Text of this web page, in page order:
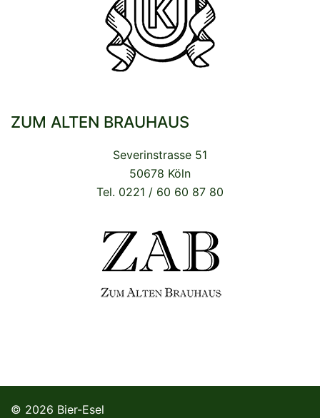
ZUM ALTEN BRAUHAUS
Severinstrasse 51
50678 Köln
Tel. 0221 / 60 60 87 80
© 2026 Bier-Esel